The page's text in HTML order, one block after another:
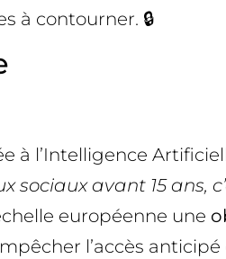
à contourner. 🔒
à l’Intelligence
sociaux avant 15 ans,
européenne une
l’accès